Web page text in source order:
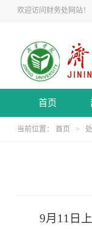
欢迎访问财务处网站！
首页
当前位置： 首页 >
9月11日